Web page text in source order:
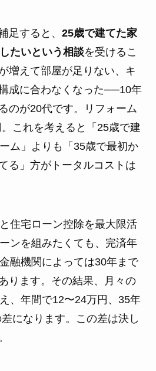
足すると、 25歳で建てた家
たいという相談を受けるこ
増えて部屋が足りない、キ
成に合わなくなった──10年
のが20代です。リフォーム
これを考えると「25歳で建
ム」よりも「35歳で最初か
る」方がトータルコストは
住宅ローン控除を最大限活
ンを組みたくても、完済年
融機関によっては30年まで
ります。その結果、月々の
、年間で12〜24万円、35年
になります。この差は決し